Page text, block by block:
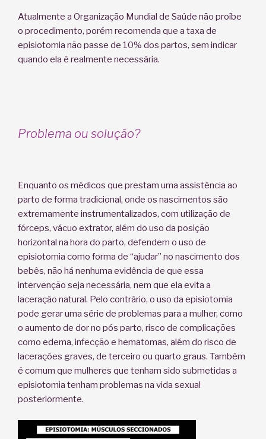
Atualmente a Organização Mundial de Saúde não proíbe
o procedimento, porém recomenda que a taxa de
episiotomia não passe de 10% dos partos, sem indicar
quando ela é realmente necessária.
Problema ou solução?
Enquanto os médicos que prestam uma assistência ao
parto de forma tradicional, onde os nascimentos são
extremamente instrumentalizados, com utilização de
fórceps, vácuo extrator, além do uso da posição
horizontal na hora do parto, defendem o uso de
episiotomia como forma de “ajudar” no nascimento dos
bebês, não há nenhuma evidência de que essa
intervenção seja necessária, nem que ela evita a
laceração natural. Pelo contrário, o uso da episiotomia
pode gerar uma série de problemas para a mulher, como
o aumento de dor no pós parto, risco de complicações
como edema, infecção e hematomas, além do risco de
lacerações graves, de terceiro ou quarto graus. Também
é comum que mulheres que tenham sido submetidas a
episiotomia tenham problemas na vida sexual
posteriormente.